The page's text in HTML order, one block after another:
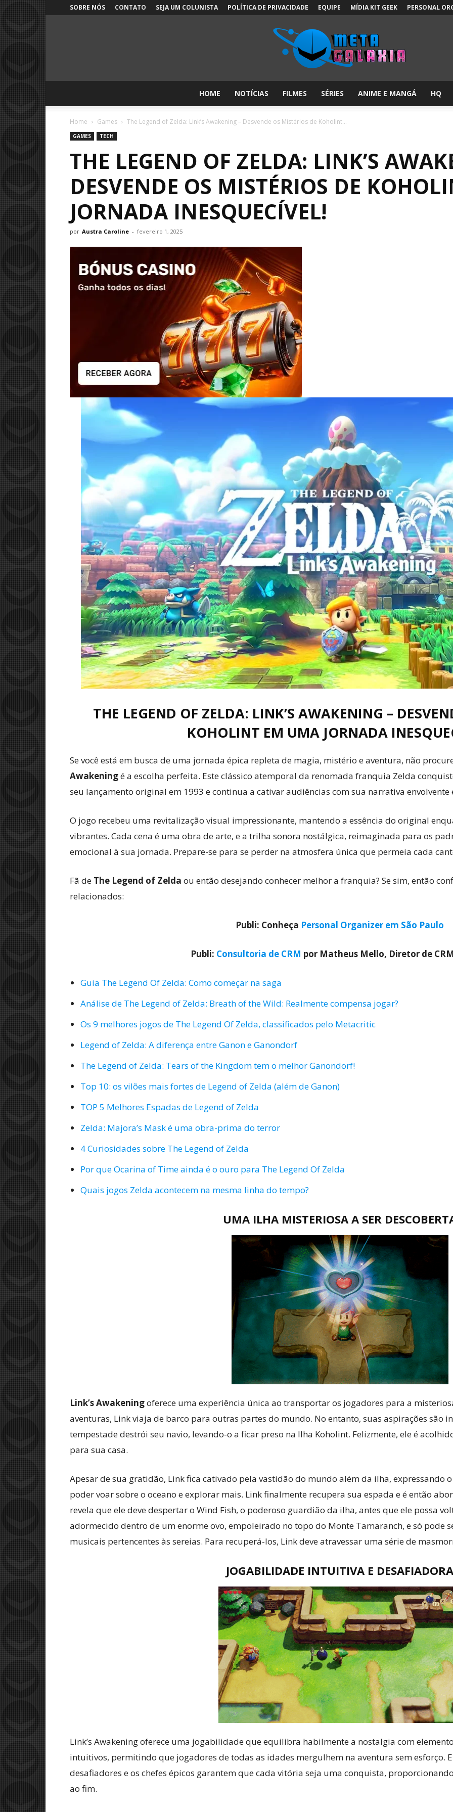
SOBRE NÓS CONTATO SEJA UM COLUNISTA POLÍTICA DE PRIVACIDADE EQUIPE MÍDIA KIT GEEK PERSONAL
Galáxia:
sobre
Cultura
Pop!
HOME NOTÍCIAS FILMES SÉRIES ANIME E MANGÁ HQ
Home Games The Legend of Zelda: Link’s Awakening – Desvende os Mistérios de Koholint...
GAMES TECH
THE LEGEND OF ZELDA: LINK’S
DESVENDE OS MISTÉRIOS DE
JORNADA INESQUECÍVEL!
por Austra Caroline - fevereiro 1, 2025
THE LEGEND OF ZELDA: LINK’S AWAKENING –
KOHOLINT EM UMA JORNADA
Se você está em busca de uma jornada épica repleta de magia, mistério e aventura, não
Awakeningé a escolha perfeita. Este clássico atemporal da renomada franquia Zelda
seu lançamento original em 1993 e continua a cativar audiências com sua narrativa
O jogo recebeu uma revitalização visual impressionante, mantendo a essência do original
vibrantes. Cada cena é uma obra de arte, e a trilha sonora nostálgica, reimaginada para os
emocional à sua jornada. Prepare-se para se perder na atmosfera única que permeia cada
Fã de The Legend of Zelda ou então desejando conhecer melhor a franquia? Se sim, então
relacionados:
Publi: Conheça Personal Organizer em São Paulo
Publi: Consultoria de CRM por Matheus Mello, Diretor de
Guia The Legend Of Zelda: Como começar na saga
Análise de The Legend of Zelda: Breath of the Wild: Realmente compensa jogar?
Os 9 melhores jogos de The Legend Of Zelda, classificados pelo Metacritic
Legend of Zelda: A diferença entre Ganon e Ganondorf
The Legend of Zelda: Tears of the Kingdom tem o melhor Ganondorf!
Top 10: os vilões mais fortes de Legend of Zelda (além de Ganon)
TOP 5 Melhores Espadas de Legend of Zelda
Zelda: Majora’s Mask é uma obra-prima do terror
4 Curiosidades sobre The Legend of Zelda
Por que Ocarina of Time ainda é o ouro para The Legend Of Zelda
Quais jogos Zelda acontecem na mesma linha do tempo?
UMA ILHA MISTERIOSA A SER
Link’s Awakeningoferece uma experiência única ao transportar os jogadores para a
aventuras, Link viaja de barco para outras partes do mundo. No entanto, suas aspirações são
tempestade destrói seu navio, levando-o a ficar preso na Ilha Koholint. Felizmente, ele é
para sua casa.
Apesar de sua gratidão, Link fica cativado pela vastidão do mundo além da ilha, expressando
poder voar sobre o oceano e explorar mais. Link finalmente recupera sua espada e é então
revela que ele deve despertar o Wind Fish, o poderoso guardião da ilha, antes que ele possa
adormecido dentro de um enorme ovo, empoleirado no topo do Monte Tamaranch, e só pode
musicais pertencentes às sereias. Para recuperá-los, Link deve atravessar uma série de
JOGABILIDADE INTUITIVA E DESAFIADORA
Link’s Awakening oferece uma jogabilidade que equilibra habilmente a nostalgia com
intuitivos, permitindo que jogadores de todas as idades mergulhem na aventura sem esforço.
desafiadores e os chefes épicos garantem que cada vitória seja uma conquista,
ao fim.